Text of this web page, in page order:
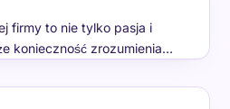
firmy to nie tylko pasja i
konieczność zrozumienia…